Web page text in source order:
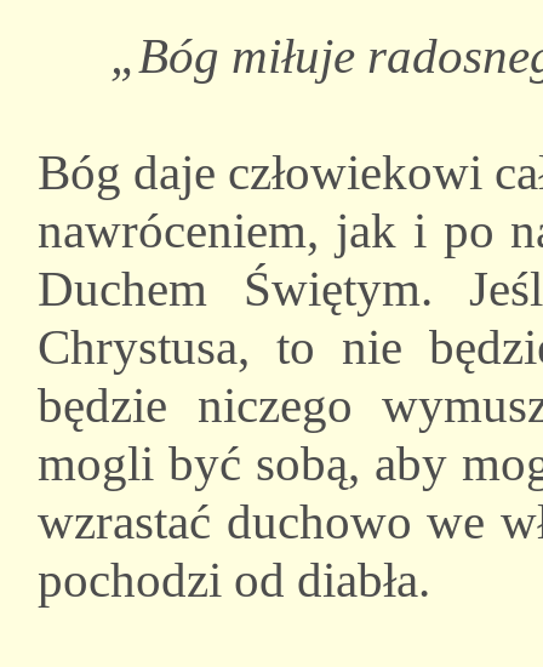
„Bóg miłuje
Bóg daje człowiekowi
nawróceniem, jak i po
Duchem Świętym.
Chrystusa, to nie
będzie niczego
mogli być sobą, aby
wzrastać duchowo we
pochodzi od diabła.